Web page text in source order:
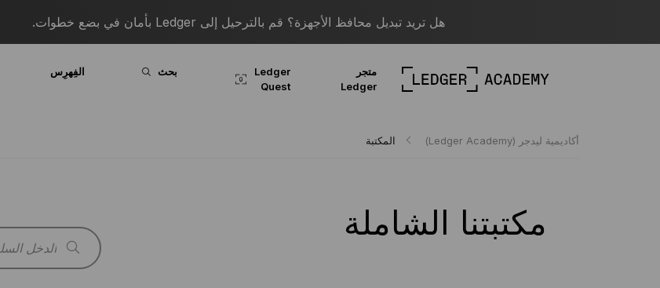
هل تريد تبديل محافظ الأجهزة؟ قم بالترحيل إلى Ledger بأمان في بضع خطوات.
متجر
Ledger
Ledger
Quest
بحث الفِهرِس
أكاديمية ليدجر (Ledger Academy) المكتبة
مكتبتنا الشاملة